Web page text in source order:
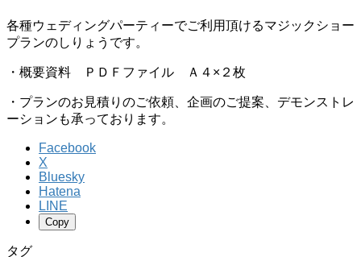
各種ウェディングパーティーでご利用頂けるマジックショー
プランのしりょうです。
・概要資料 ＰＤＦファイル Ａ４×２枚
・プランのお見積りのご依頼、企画のご提案、デモンストレ
ーションも承っております。
Facebook
X
Bluesky
Hatena
LINE
Copy
タグ